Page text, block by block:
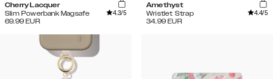
Cherry Lacquer
Slim Powerbank Magsafe
4.3/5
69.99 EUR
Amethyst
Wristlet Strap
4.4/5
34.99 EUR